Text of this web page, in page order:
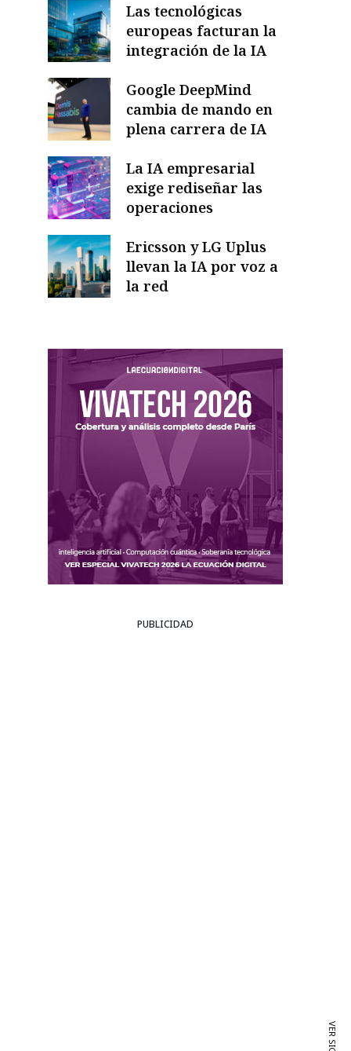
Las tecnológicas
europeas facturan la
integración de la IA
Google DeepMind
cambia de mando en
plena carrera de IA
La IA empresarial
exige rediseñar las
operaciones
Ericsson y LG Uplus
llevan la IA por voz a
la red
PUBLICIDAD